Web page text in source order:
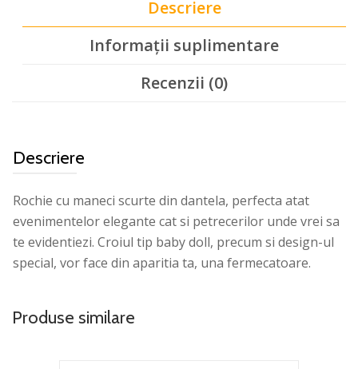
Descriere
Informații suplimentare
Recenzii (0)
Descriere
Rochie cu maneci scurte din dantela, perfecta atat
evenimentelor elegante cat si petrecerilor unde vrei sa
te evidentiezi. Croiul tip baby doll, precum si design-ul
special, vor face din aparitia ta, una fermecatoare.
Produse similare